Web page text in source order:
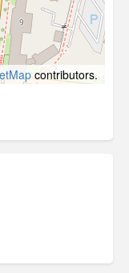
contributors.